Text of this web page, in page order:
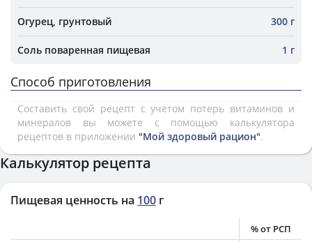
Огурец, грунтовый 300 г
Соль поваренная пищевая 1 г
Способ приготовления
Составить свой рецепт с учетом потерь витаминов и
минералов вы можете с помощью калькулятора
рецептов в приложении "Мой здоровый рацион".
Калькулятор рецепта
Пищевая ценность на 100 г
% от РСП